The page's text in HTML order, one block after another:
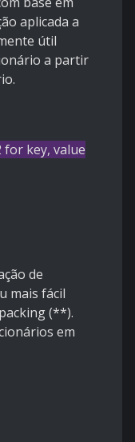
aplicada a
útil
a partir
for key, value
de
mais fácil
(**).
em